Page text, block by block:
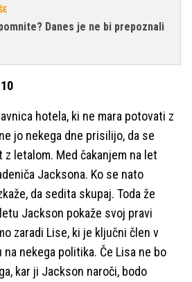
Danes je ne bi prepoznali
hotela, ki ne mara potovati z
jo nekega dne prisilijo, da se
letalom. Med čakanjem na let
Jacksona. Ko se nato
da sedita skupaj. Toda že
Jackson pokaže svoj pravi
zaradi Lise, ki je ključni člen v
nekega politika. Če Lisa ne bo
kar ji Jackson naroči, bodo